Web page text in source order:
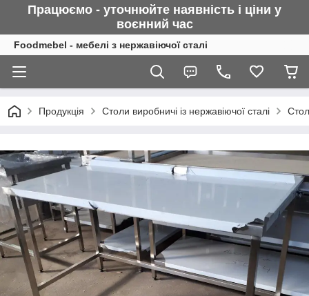
Працюємо - уточнюйте наявність і ціни у
воєнний час
Foodmebel - мебелі з нержавіючої сталі
Продукція Столи виробничі із нержавіючої сталі